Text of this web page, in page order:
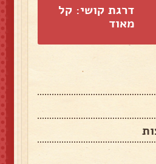
דרגת קושי: קל
מאוד